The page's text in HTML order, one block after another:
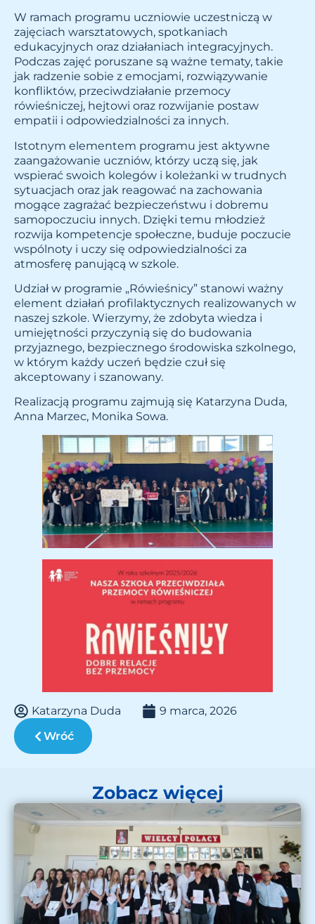
W ramach programu uczniowie uczestniczą w
zajęciach warsztatowych, spotkaniach
edukacyjnych oraz działaniach integracyjnych.
Podczas zajęć poruszane są ważne tematy, takie
jak radzenie sobie z emocjami, rozwiązywanie
konfliktów, przeciwdziałanie przemocy
rówieśniczej, hejtowi oraz rozwijanie postaw
empatii i odpowiedzialności za innych.
Istotnym elementem programu jest aktywne
zaangażowanie uczniów, którzy uczą się, jak
wspierać swoich kolegów i koleżanki w trudnych
sytuacjach oraz jak reagować na zachowania
mogące zagrażać bezpieczeństwu i dobremu
samopoczuciu innych. Dzięki temu młodzież
rozwija kompetencje społeczne, buduje poczucie
wspólnoty i uczy się odpowiedzialności za
atmosferę panującą w szkole.
Udział w programie „Rówieśnicy” stanowi ważny
element działań profilaktycznych realizowanych w
naszej szkole. Wierzymy, że zdobyta wiedza i
umiejętności przyczynią się do budowania
przyjaznego, bezpiecznego środowiska szkolnego,
w którym każdy uczeń będzie czuł się
akceptowany i szanowany.
Realizacją programu zajmują się Katarzyna Duda,
Anna Marzec, Monika Sowa.
Katarzyna Duda
9 marca, 2026
Wróć
Zobacz więcej